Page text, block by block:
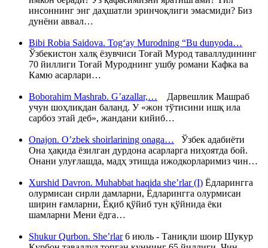
инсоннинг энг даҳшатли эринчоқлиги эмасмиди? Биз
дунёни аввал…
Bibi Robia Saidova. Tog‘ay Murodning “Bu dunyoda…
Ўзбекистон халқ ёзувчиси Тоғай Мурод таваллудининг
70 йиллиги Тоғай Муроднинг ушбу романи Кафка ва
Камю асарлари…
Boborahim Mashrab. G’azallar,… Дарвешлик Машраб
учун шоҳликдан баланд. У «жон тўтисини ишқ ила
сарбоз этай деб», жандани кийиб…
Onajon. O’zbek shoirlarining onaga… Ўзбек адабиёти
Она ҳақида ёзилган дурдона асарларга ниҳоятда бой.
Онани улуғлашда, мадҳ этишда ижодкорларимиз чин…
Xurshid Davron. Muhabbat haqida she’rlar (I) Ёдларингга
олурмисан сирли дамларни, Ёдларингга олурмисан
ширин ғамларни, Ёқиб қўйиб тун қўйнида ёки
шамларни Мени ёдга…
Shukur Qurbon. She’rlar6 июль - Таниқли шоир Шукур